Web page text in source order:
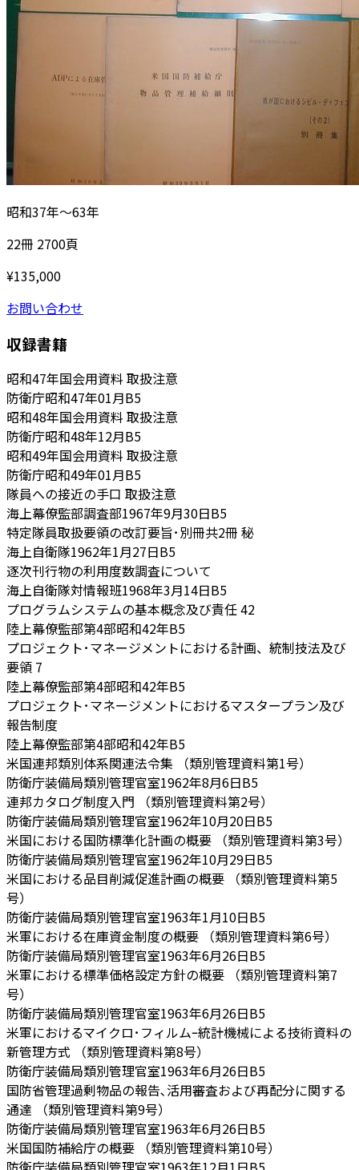
昭和37年～63年
22冊 2700頁
¥135,000
お問い合わせ
収録書籍
昭和47年国会用資料 取扱注意
防衛庁昭和47年01月B5
昭和48年国会用資料 取扱注意
防衛庁昭和48年12月B5
昭和49年国会用資料 取扱注意
防衛庁昭和49年01月B5
隊員への接近の手口 取扱注意
海上幕僚監部調査部1967年9月30日B5
特定隊員取扱要領の改訂要旨･別冊共2冊 秘
海上自衛隊1962年1月27日B5
逐次刊行物の利用度数調査について
海上自衛隊対情報班1968年3月14日B5
プログラムシステムの基本概念及び責任 42
陸上幕僚監部第4部昭和42年B5
プロジェクト･マネージメントにおける計画、統制技法及び
要領 7
陸上幕僚監部第4部昭和42年B5
プロジェクト･マネージメントにおけるマスタープラン及び
報告制度
陸上幕僚監部第4部昭和42年B5
米国連邦類別体系関連法令集 （類別管理資料第1号）
防衛庁装備局類別管理官室1962年8月6日B5
連邦カタログ制度入門 （類別管理資料第2号）
防衛庁装備局類別管理官室1962年10月20日B5
米国における国防標準化計画の概要 （類別管理資料第3号）
防衛庁装備局類別管理官室1962年10月29日B5
米国における品目削減促進計画の概要 （類別管理資料第5
号）
防衛庁装備局類別管理官室1963年1月10日B5
米軍における在庫資金制度の概要 （類別管理資料第6号）
防衛庁装備局類別管理官室1963年6月26日B5
米軍における標準価格設定方針の概要 （類別管理資料第7
号）
防衛庁装備局類別管理官室1963年6月26日B5
米軍におけるマイクロ･フィルムｰ統計機械による技術資料の
新管理方式 （類別管理資料第8号）
防衛庁装備局類別管理官室1963年6月26日B5
国防省管理過剰物品の報告､活用審査および再配分に関する
通達 （類別管理資料第9号）
防衛庁装備局類別管理官室1963年6月26日B5
米国国防補給庁の概要 （類別管理資料第10号）